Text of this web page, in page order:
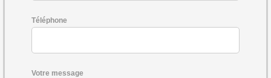
Téléphone
Votre message